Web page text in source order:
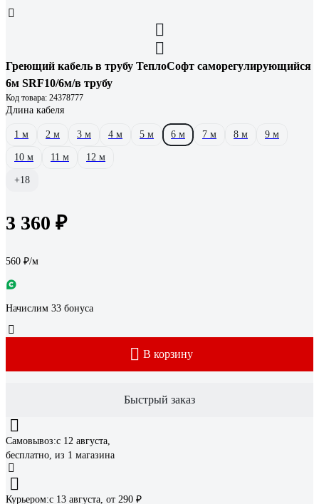
Греющий кабель в трубу ТеплоСофт саморегулирующийся
6м SRF10/6м/в трубу
Код товара: 24378777
Длина кабеля
1 м 2 м 3 м 4 м 5 м 6 м 7 м 8 м 9 м
10 м 11 м 12 м
+18
3 360 ₽
560 ₽/м
Начислим 33 бонуса
В корзину
Быстрый заказ
Самовывоз:c 12 августа,
бесплатно, из 1 магазина
Курьером:c 13 августа, от 290 ₽